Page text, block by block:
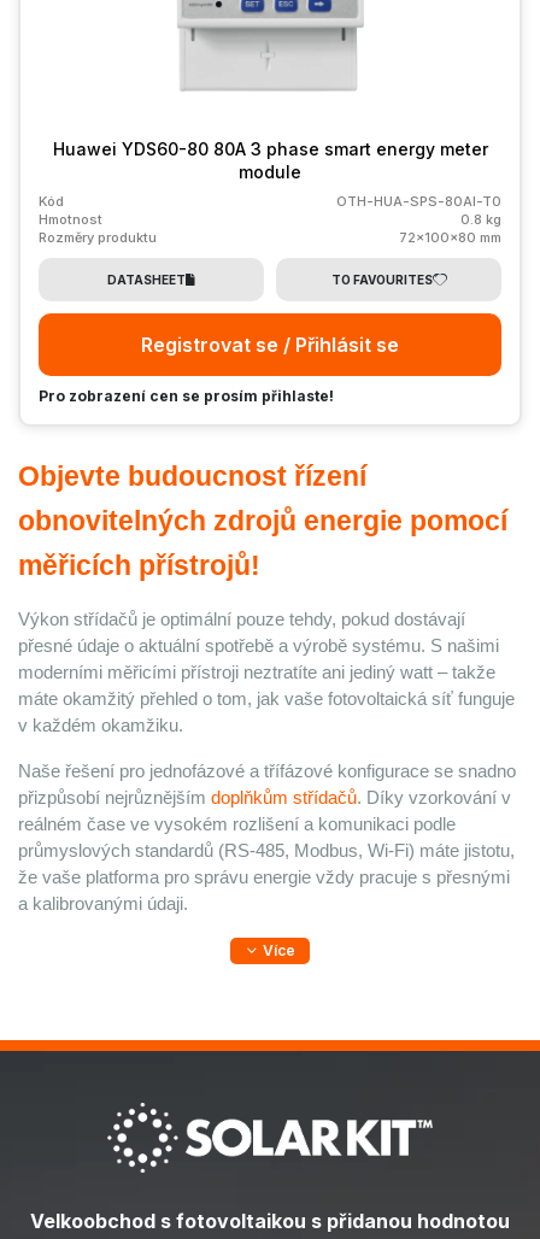
Huawei YDS60-80 80A 3 phase smart energy meter
module
Kód
OTH-HUA-SPS-80AI-T0
Hmotnost
0.8 kg
Rozměry produktu
72x100x80 mm
DATASHEET TO FAVOURITES
Registrovat se / Přihlásit se
Pro zobrazení cen se prosím přihlaste!
Objevte budoucnost řízení
obnovitelných zdrojů energie pomocí
měřicích přístrojů!
Výkon střídačů je optimální pouze tehdy, pokud dostávají
přesné údaje o aktuální spotřebě a výrobě systému. S našimi
moderními měřicími přístroji neztratíte ani jediný watt – takže
máte okamžitý přehled o tom, jak vaše fotovoltaická síť funguje
v každém okamžiku.
Naše řešení pro jednofázové a třífázové konfigurace se snadno
přizpůsobí nejrůznějším doplňkům střídačů. Díky vzorkování v
reálném čase ve vysokém rozlišení a komunikaci podle
průmyslových standardů (RS-485, Modbus, Wi-Fi) máte jistotu,
že vaše platforma pro správu energie vždy pracuje s přesnými
a kalibrovanými údaji.
Více
Velkoobchod s fotovoltaikou s přidanou hodnotou